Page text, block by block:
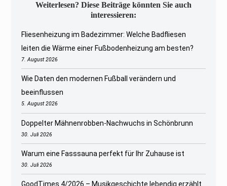
Weiterlesen? Diese Beiträge könnten Sie auch
interessieren:
Fliesenheizung im Badezimmer: Welche Badfliesen
leiten die Wärme einer Fußbodenheizung am besten?
7. August 2026
Wie Daten den modernen Fußball verändern und
beeinflussen
5. August 2026
Doppelter Mähnenrobben-Nachwuchs in Schönbrunn
30. Juli 2026
Warum eine Fasssauna perfekt für Ihr Zuhause ist
30. Juli 2026
GoodTimes 4/2026 – Musikgeschichte lebendig erzählt